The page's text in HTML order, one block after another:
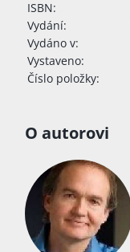
ISBN:
Vydání:
Vydáno v:
Vystaveno:
Číslo položky:
O autorovi